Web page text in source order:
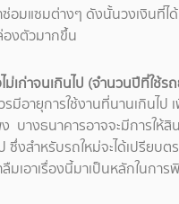
อมแซมต่างๆ ดังนั้นวงเงินที่ได้
องตัวมากขึ้น
เก่าจนเกินไป (จำนวนปีที่ใช้ร
มีอายุการใช้งานที่นานเกินไป เ
บางธนาคารอาจจะมีการให้สิ
ซึ่งสำหรับรถใหม่จะได้เปรียบ
มเอาเรื่องนี้มาเป็นหลักในกา